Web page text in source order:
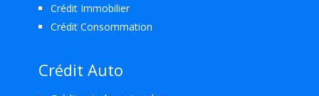
Crédit Immobilier
Crédit Consommation
Crédit Auto